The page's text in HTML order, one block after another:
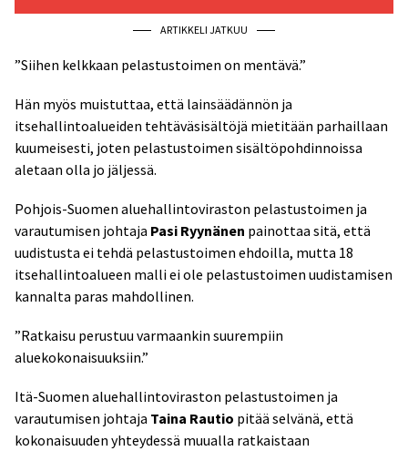
ARTIKKELI JATKUU
”Siihen kelkkaan pelastustoimen on mentävä.”
Hän myös muistuttaa, että lainsäädännön ja
itsehallintoalueiden tehtäväsisältöjä mietitään parhaillaan
kuumeisesti, joten pelastustoimen sisältöpohdinnoissa
aletaan olla jo jäljessä.
Pohjois-Suomen aluehallintoviraston pelastustoimen ja
varautumisen johtaja Pasi Ryynänen painottaa sitä, että
uudistusta ei tehdä pelastustoimen ehdoilla, mutta 18
itsehallintoalueen malli ei ole pelastustoimen uudistamisen
kannalta paras mahdollinen.
”Ratkaisu perustuu varmaankin suurempiin
aluekokonaisuuksiin.”
Itä-Suomen aluehallintoviraston pelastustoimen ja
varautumisen johtaja Taina Rautio pitää selvänä, että
kokonaisuuden yhteydessä muualla ratkaistaan